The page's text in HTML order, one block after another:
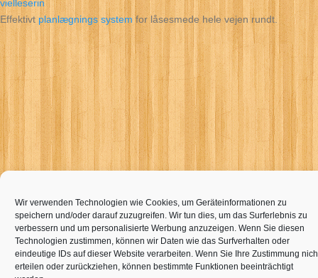
vielleserin
Wir verwenden Technologien wie Cookies, um Geräteinformationen zu
speichern und/oder darauf zuzugreifen. Wir tun dies, um das Surferlebnis zu
verbessern und um personalisierte Werbung anzuzeigen. Wenn Sie diesen
Technologien zustimmen, können wir Daten wie das Surfverhalten oder
eindeutige IDs auf dieser Website verarbeiten. Wenn Sie Ihre Zustimmung
erteilen oder zurückziehen, können bestimmte Funktionen beeinträchtigt
Effektivtplanlægnings systemfor låsesmede hele vejen rundt.